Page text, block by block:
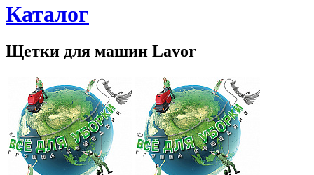
Каталог
Щетки для машин Lavor